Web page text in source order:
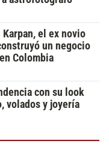
el ex novio
un negocio
Colombia
con su look
volados y joyería